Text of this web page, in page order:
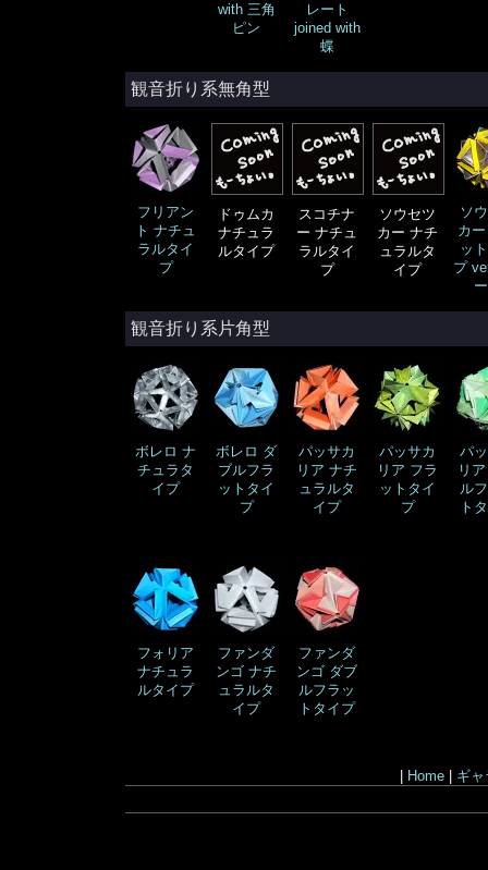
with 三角
ピン
レート
joined with
蝶
観音折り系無角型
フリアン
ト ナチュ
ラルタイ
プ
ドゥムカ
ナチュラ
ルタイプ
スコチナ
ー ナチュ
ラルタイ
プ
ソウセツ
カー ナチ
ュラルタ
イプ
ソ
カ
ッ
プ
観音折り系片角型
ボレロ ナ
チュラタ
イプ
ボレロ ダ
ブルフラ
ットタイ
プ
パッサカ
リア ナチ
ュラルタ
イプ
パッサカ
リア フラ
ットタイ
プ
パ
リ
ル
ト
フォリア
ナチュラ
ルタイプ
ファンダ
ンゴ ナチ
ュラルタ
イプ
ファンダ
ンゴ ダブ
ルフラッ
トタイプ
ギ
Home